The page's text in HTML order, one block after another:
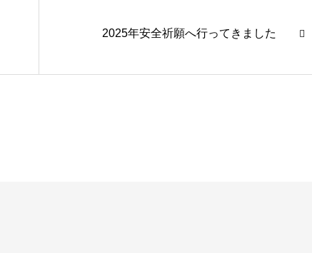
2025年安全祈願へ行ってきました